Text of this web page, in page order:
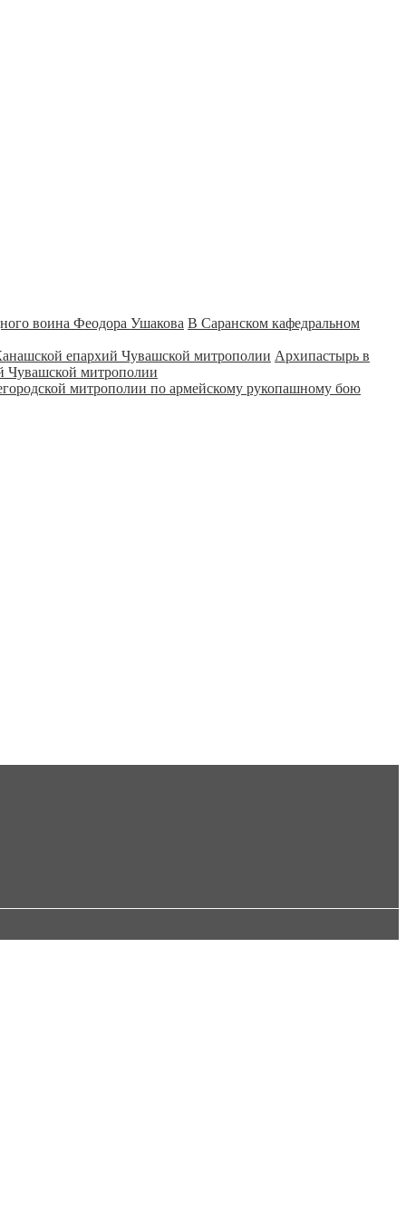
В Саранском кафедральном
Архипастырь в
Чувашской митрополии
митрополии по армейскому рукопашному бою